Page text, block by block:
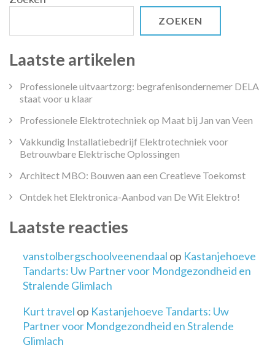
ZOEKEN
Laatste artikelen
Professionele uitvaartzorg: begrafenisondernemer DELA
staat voor u klaar
Professionele Elektrotechniek op Maat bij Jan van Veen
Vakkundig Installatiebedrijf Elektrotechniek voor
Betrouwbare Elektrische Oplossingen
Architect MBO: Bouwen aan een Creatieve Toekomst
Ontdek het Elektronica-Aanbod van De Wit Elektro!
Laatste reacties
vanstolbergschoolveenendaal op Kastanjehoeve
Tandarts: Uw Partner voor Mondgezondheid en
Stralende Glimlach
Kurt travel op Kastanjehoeve Tandarts: Uw
Partner voor Mondgezondheid en Stralende
Glimlach